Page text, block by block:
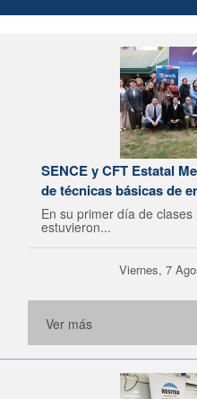
SENCE y CFT Estatal
de técnicas básicas de
En su primer día de
estuvieron...
Viernes, 7
Ver más